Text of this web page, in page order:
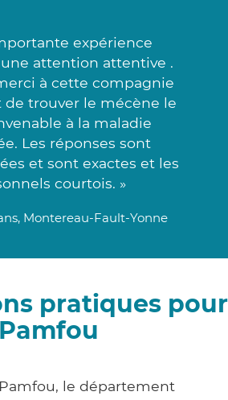
expérience
une attention attentive .
à cette compagnie
trouver le mécène le
à la maladie
Les réponses sont
et sont exactes et les
courtois. »
Montereau-Fault-Yonne
pratiques pour
Pamfou
le département